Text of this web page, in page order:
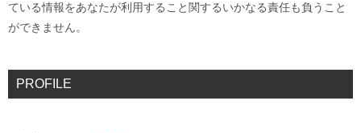
ている情報をあなたが利用すること関するいかなる責任も負うこと
ができません。
PROFILE